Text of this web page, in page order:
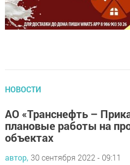
АО «Транснефть –
плановые работы на
объектах